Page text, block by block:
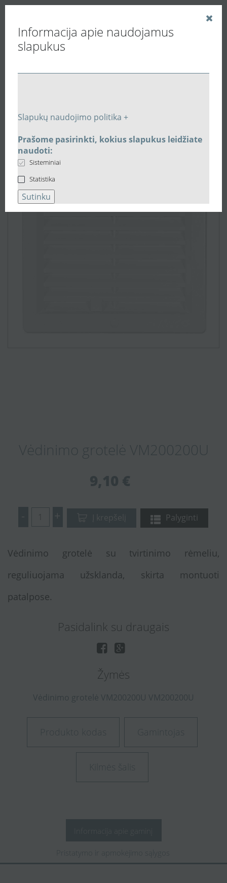
Informacija apie naudojamus
slapukus
Slapukų naudojimo politika +
Prašome pasirinkti, kokius slapukus leidžiate
naudoti:
Sisteminiai
Statistika
Sutinku
Vedinu.LT
Vėdinimo grotelės ir difuzoriai
Vėdinimo grotelė VM200200U
Vėdinimo grotelė VM200200U
9,10 €
- + Į krepšelį Palyginti
Vėdinimo grotelė su tvirtinimo rėmeliu,
reguliuojama užsklanda, skirta montuoti
patalpose.
Pasidalink su draugais
Žymės
Vėdinimo grotelė VM200200U VM200200U
Produkto kodas Gamintojas
Kilmės šalis
Pristatymo ir apmokėjimo sąlygos